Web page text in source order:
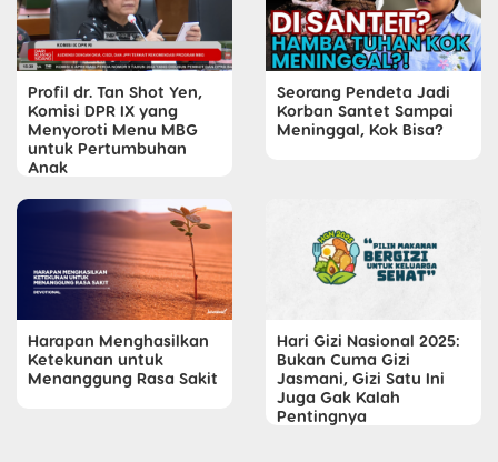
Profil dr. Tan Shot Yen,
Komisi DPR IX yang
Menyoroti Menu MBG
untuk Pertumbuhan
Anak
Seorang Pendeta Jadi
Korban Santet Sampai
Meninggal, Kok Bisa?
Harapan Menghasilkan
Ketekunan untuk
Menanggung Rasa Sakit
Hari Gizi Nasional 2025:
Bukan Cuma Gizi
Jasmani, Gizi Satu Ini
Juga Gak Kalah
Pentingnya